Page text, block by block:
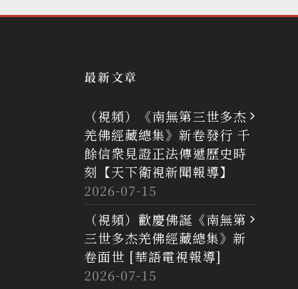
最新文章
（視頻）《南無第三世多杰
羌佛經藏總集》新卷發行 千
餘信衆見證正法傳遞歷史時
刻【天下衛視新聞報導】
2026-07-15
（視頻）歡慶佛誕《南無第
三世多杰羌佛經藏總集》新
卷面世 [華語電視報導]
2026-07-15